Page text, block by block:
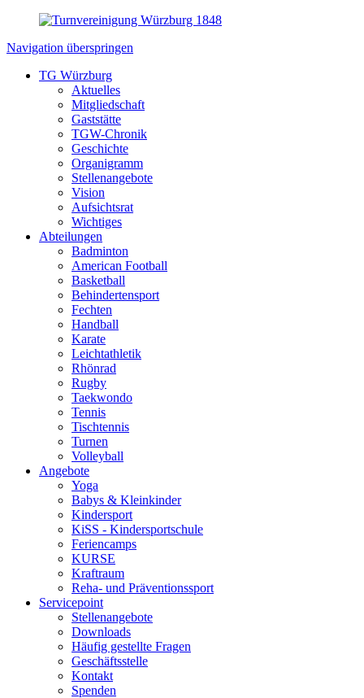
Navigation überspringen
TG Würzburg
Aktuelles
Mitgliedschaft
Gaststätte
TGW-Chronik
Geschichte
Organigramm
Stellenangebote
Vision
Aufsichtsrat
Wichtiges
Abteilungen
Badminton
American Football
Basketball
Behindertensport
Fechten
Handball
Karate
Leichtathletik
Rhönrad
Rugby
Taekwondo
Tennis
Tischtennis
Turnen
Volleyball
Angebote
Yoga
Babys & Kleinkinder
Kindersport
KiSS - Kindersportschule
Feriencamps
KURSE
Kraftraum
Reha- und Präventionssport
Servicepoint
Stellenangebote
Downloads
Häufig gestellte Fragen
Geschäftsstelle
Kontakt
Spenden